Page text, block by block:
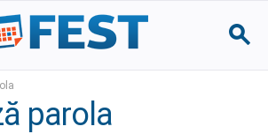
parola